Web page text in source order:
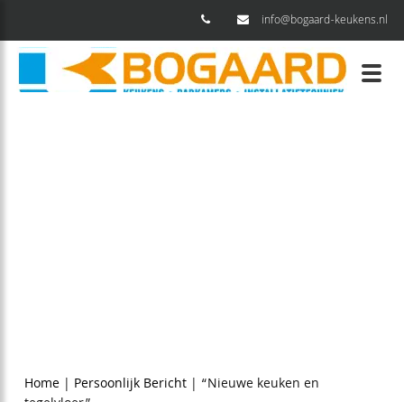
info@bogaard-keukens.nl
Home | Persoonlijk Bericht | “Nieuwe keuken en